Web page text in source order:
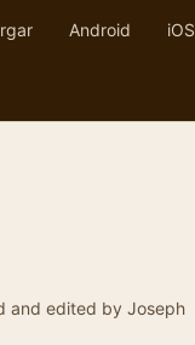
Android iOS
and edited by Joseph